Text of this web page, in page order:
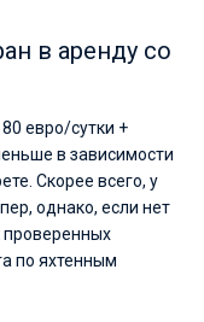
в аренду со
евро/сутки +
в зависимости
Скорее всего, у
однако, если нет
по яхтенным